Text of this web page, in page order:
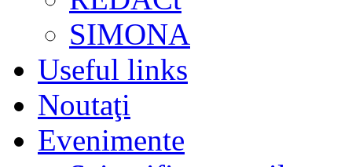
SIMONA
Useful links
Noutaţi
Evenimente